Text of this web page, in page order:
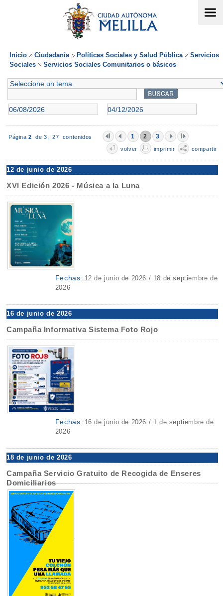
Inicio Ciudadanía Políticas Sociales y Salud Pública
Servicios
Sociales
Servicios Sociales Comunitarios o básicos
Página 2 de 3,27 contenidos 1 2 3
volver imprimir compartir
12 de junio de 2026
XVI Edición 2026 - Música a la Luna
Fechas: 12 de junio de 2026 / 18 de septiembre de
2026
16 de junio de 2026
Campaña Informativa Sistema Foto Rojo
Fechas: 16 de junio de 2026 / 1 de septiembre de
2026
18 de junio de 2026
Campaña Servicio Gratuito de Recogida de Enseres
Domiciliarios